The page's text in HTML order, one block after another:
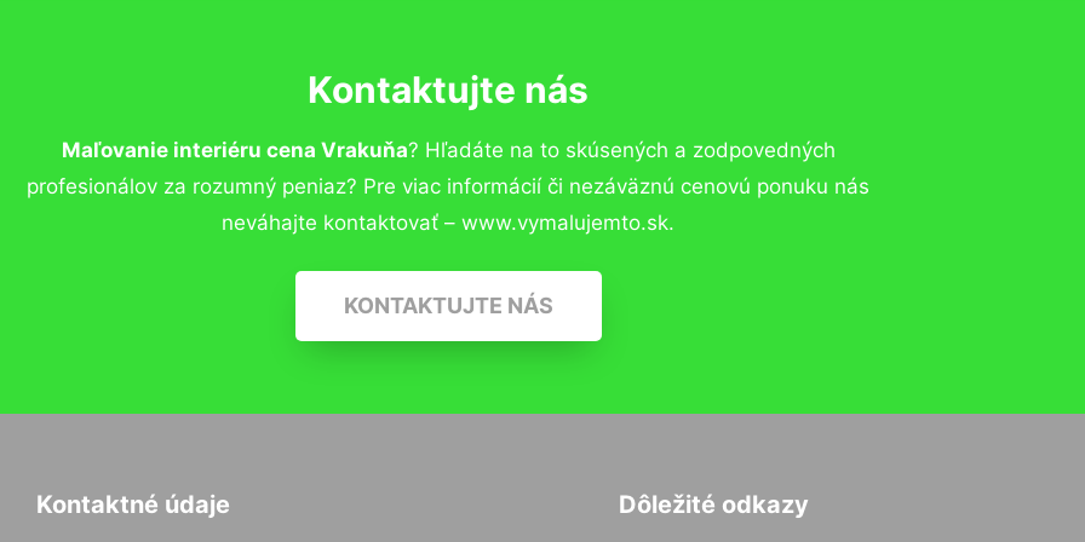
Kontaktujte nás
Maľovanie interiéru cena Vrakuňa? Hľadáte na to skúsených a zodpovedných
profesionálov za rozumný peniaz? Pre viac informácií či nezáväznú cenovú ponuku nás
neváhajte kontaktovať – www.vymalujemto.sk.
KONTAKTUJTE NÁS
Kontaktné údaje Dôležité odkazy